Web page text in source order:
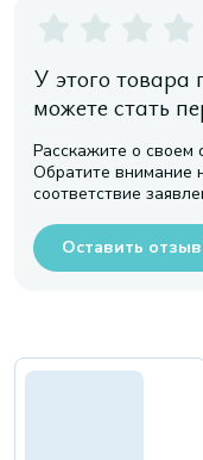
У этого товара
можете стать
Расскажите о своем
Обратите внимание
соответствие
Оставить отзыв